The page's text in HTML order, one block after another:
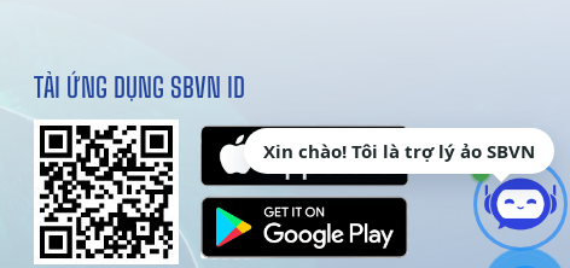
TẢI ỨNG DỤNG SBVN ID
Xin chào! Tôi là trợ lý ảo SBVN